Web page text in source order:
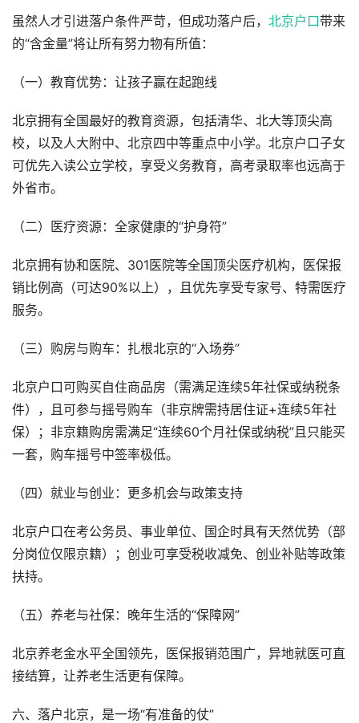
虽然人才引进落户条件严苛，但成功落户后， 北京户口带来
的“含金量”将让所有努力物有所值：
（一）教育优势：让孩子赢在起跑线
北京拥有全国最好的教育资源，包括清华、北大等顶尖高
校，以及人大附中、北京四中等重点中小学。北京户口子女
可优先入读公立学校，享受义务教育，高考录取率也远高于
外省市。
（二）医疗资源：全家健康的“护身符”
北京拥有协和医院、301医院等全国顶尖医疗机构，医保报
销比例高（可达90%以上），且优先享受专家号、特需医疗
服务。
（三）购房与购车：扎根北京的“入场券”
北京户口可购买自住商品房（需满足连续5年社保或纳税条
件），且可参与摇号购车（非京牌需持居住证+连续5年社
保）；非京籍购房需满足“连续60个月社保或纳税”且只能买
一套，购车摇号中签率极低。
（四）就业与创业：更多机会与政策支持
北京户口在考公务员、事业单位、国企时具有天然优势（部
分岗位仅限京籍）；创业可享受税收减免、创业补贴等政策
扶持。
（五）养老与社保：晚年生活的“保障网”
北京养老金水平全国领先，医保报销范围广，异地就医可直
接结算，让养老生活更有保障。
六、落户北京，是一场“有准备的仗”